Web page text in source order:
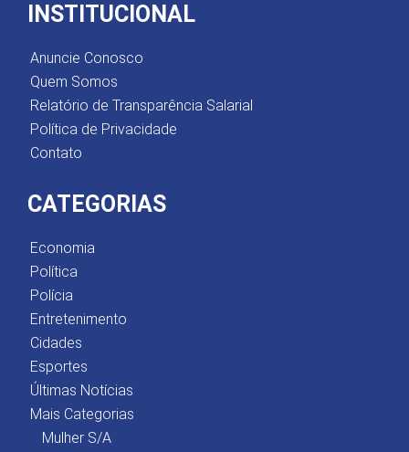
INSTITUCIONAL
Anuncie Conosco
Quem Somos
Relatório de Transparência Salarial
Política de Privacidade
Contato
CATEGORIAS
Economia
Política
Polícia
Entretenimento
Cidades
Esportes
Últimas Notícias
Mais Categorias
Mulher S/A